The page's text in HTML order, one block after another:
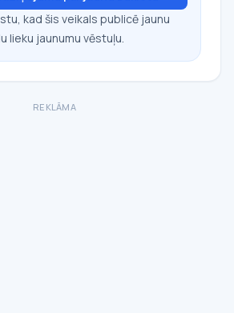
kad šis veikals publicē jaunu
lieku jaunumu vēstuļu.
REKLĀMA